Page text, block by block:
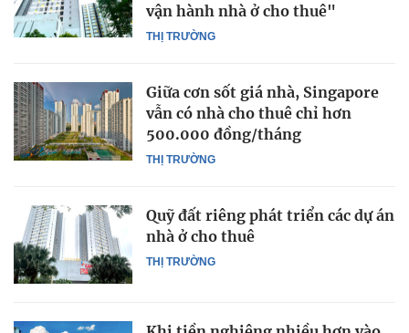
THỊ TRƯỜNG
vận hành nhà ở cho thuê"
THỊ TRƯỜNG
Giữa cơn sốt giá nhà, Singapore
vẫn có nhà cho thuê chỉ hơn
500.000 đồng/tháng
THỊ TRƯỜNG
Quỹ đất riêng phát triển các dự án
nhà ở cho thuê